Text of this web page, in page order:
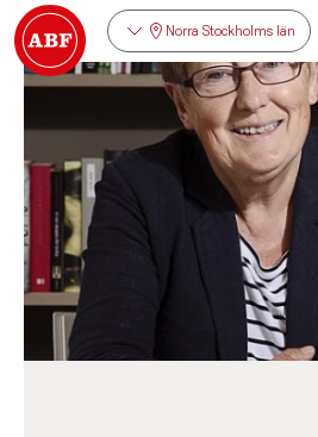
Norra Stockholms län